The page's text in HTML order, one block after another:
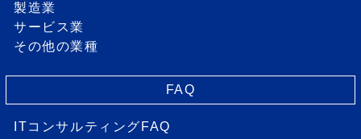
製造業
サービス業
その他の業種
FAQ
ITコンサルティングFAQ